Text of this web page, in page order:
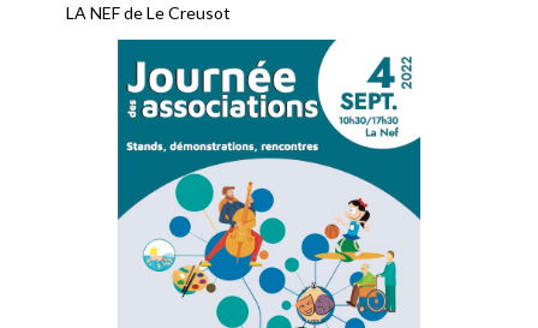
LA NEF de Le Creusot